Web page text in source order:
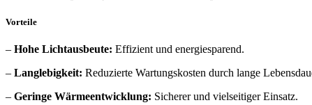
Vorteile
– Hohe Lichtausbeute: Effizient und energiesparend.
– Langlebigkeit: Reduzierte Wartungskosten durch lange
– Geringe Wärmeentwicklung: Sicherer und vielseitiger Einsatz.